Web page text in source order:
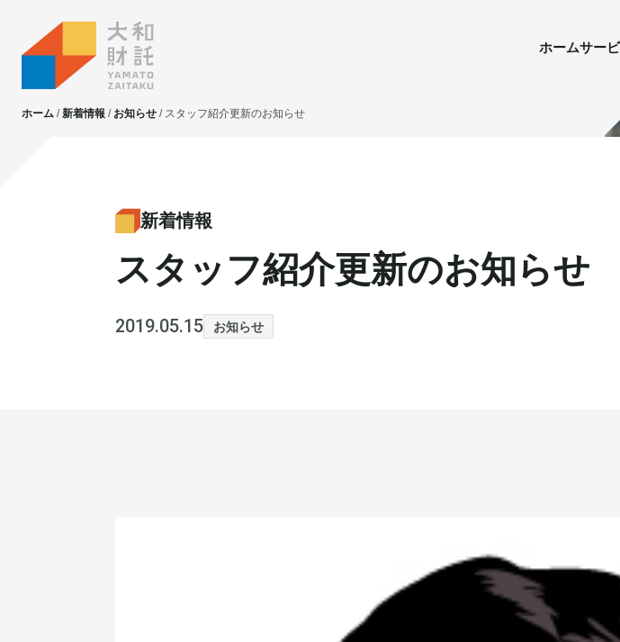
ホームサー
不動産投資
賃貸管理
土地活用
実需用戸建・マ
ホテル事業
大和財託独自の
不動産投資
賃貸管理
土地活用
実需用戸建・マ
ホテル事業
ホーム サービス
ホーム 新着情報 お知らせ スタッフ紹介更新のお知らせ
新着情報
スタッフ紹介更新のお知らせ
2019.05.15 お知らせ